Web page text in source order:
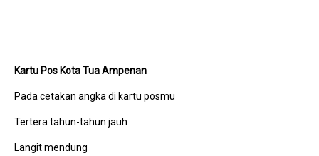
Kartu Pos Kota Tua Ampenan
Pada cetakan angka di kartu posmu
Tertera tahun-tahun jauh
Langit mendung